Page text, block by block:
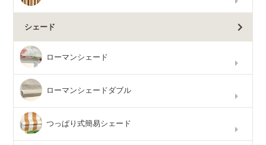
シェード
ローマンシェード
ローマンシェードダブル
つっぱり式簡易シェード